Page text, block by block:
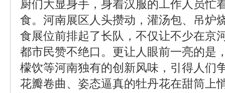
厨们大显身手，身着汉服的工作人员忙
食。河南展区人头攒动，灌汤包、吊炉
食展位前排起了长队，不仅让不少在京
都市民赞不绝口。更让人眼前一亮的是
檬饮等河南独有的创新风味，引得人们
花瓣卷曲、姿态逼真的牡丹花在甜筒上